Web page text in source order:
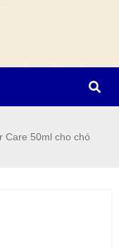
Care 50ml cho chó